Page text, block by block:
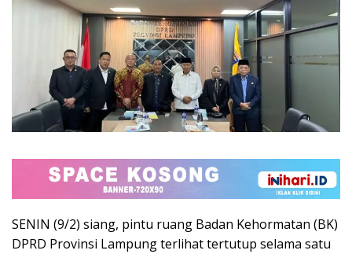
SENIN (9/2) siang, pintu ruang Badan Kehormatan (BK)
DPRD Provinsi Lampung terlihat tertutup selama satu